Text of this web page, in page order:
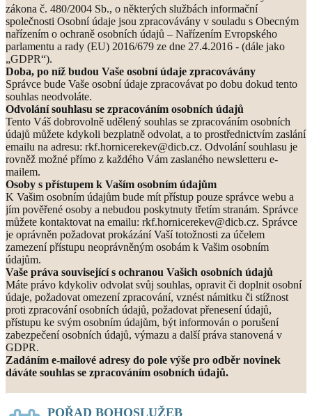
zákona č. 480/2004 Sb., o některých službách informační
společnosti Osobní údaje jsou zpracovávány v souladu s Obecným
nařízením o ochraně osobních údajů – Nařízením Evropského
parlamentu a rady (EU) 2016/679 ze dne 27.4.2016 - (dále jako
„GDPR“).
Doba, po níž budou Vaše osobní údaje zpracovávány
Správce bude Vaše osobní údaje zpracovávat po dobu dokud tento
souhlas neodvoláte.
Odvolání souhlasu se zpracováním osobních údajů
Tento Váš dobrovolně udělený souhlas se zpracováním osobních
údajů můžete kdykoli bezplatně odvolat, a to prostřednictvím zaslání
emailu na adresu: rkf.hornicerekev@dicb.cz. Odvolání souhlasu je
rovněž možné přímo z každého Vám zaslaného newsletteru e-
mailem.
Osoby s přístupem k Vaším osobním údajům
K Vašim osobním údajům bude mít přístup pouze správce webu a
jím pověřené osoby a nebudou poskytnuty třetím stranám. Správce
můžete kontaktovat na emailu: rkf.hornicerekev@dicb.cz. Správce
je oprávněn požadovat prokázání Vaší totožnosti za účelem
zamezení přístupu neoprávněným osobám k Vašim osobním
údajům.
Vaše práva související s ochranou Vašich osobních údajů
Máte právo kdykoliv odvolat svůj souhlas, opravit či doplnit osobní
údaje, požadovat omezení zpracování, vznést námitku či stížnost
proti zpracování osobních údajů, požadovat přenesení údajů,
přístupu ke svým osobním údajům, být informován o porušení
zabezpečení osobních údajů, výmazu a další práva stanovená v
GDPR.
Zadáním e-mailové adresy do pole výše pro odběr novinek
dáváte souhlas se zpracováním osobních údajů.
POŘAD BOHOSLUŽEB